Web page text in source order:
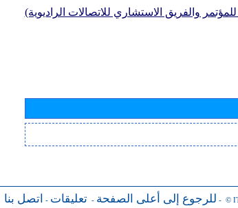
والفريق الاستشاري للاتصالات الراديوية)
للرجوع إلى أعلى الصفحة - تعليقات - اتصل بنا - ©